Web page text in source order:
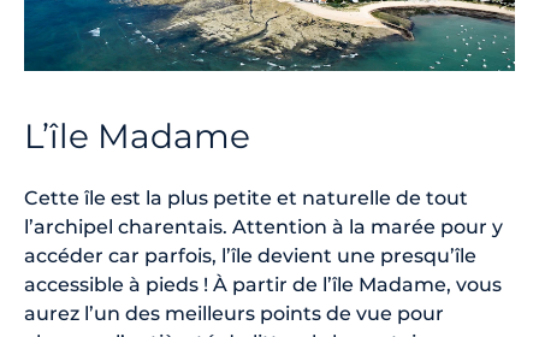
L’île Madame
Cette île est la plus petite et naturelle de tout
l’archipel charentais. Attention à la marée pour y
accéder car parfois, l’île devient une presqu’île
accessible à pieds ! À partir de l’île Madame, vous
aurez l’un des meilleurs points de vue pour